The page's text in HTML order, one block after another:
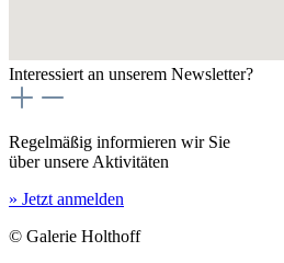
Interessiert an unserem Newsletter?
Regelmäßig informieren wir Sie
über unsere Aktivitäten
» Jetzt anmelden
© Galerie Holthoff